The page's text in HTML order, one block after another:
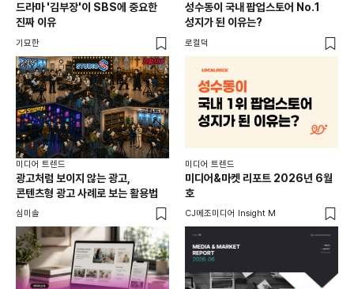
드라마 '김부장'이 SBS에 중요한
진짜 이유
기묘한
성수동이 국내 팝업스토어 No.1
성지가 된 이유는?
로컬덕
미디어 트렌드
광고처럼 보이지 않는 광고,
콘텐츠형 광고 사례로 보는 활용법
심미솔
미디어 트렌드
미디어&마켓 리포트 2026년 6월
호
CJ메조미디어 Insight M